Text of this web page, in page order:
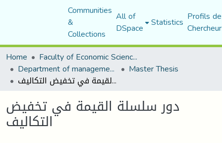
Communities
&
Collections
All of
DSpace Statistics Profils
Home
Faculty of Economic Sciences, Commerce and Management Sciences
Department of management sciences Master Thesis
دور سلسلة القيمة في تخفيض التكاليف
دور سلسلة القيمة في تخفيض
التكاليف